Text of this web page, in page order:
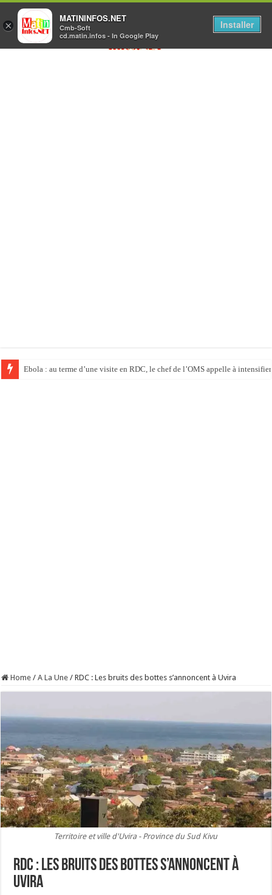
Ebola : au terme d’une visite en RDC, le chef de l’OMS appelle à
Home / A La Une / RDC : Les bruits des bottes s’annoncent à Uvira
Territoire et ville d'Uvira - Province du Sud Kivu
RDC : Les bruits des bottes s’annoncent à
Uvira
×
MATININFOS.NET
Cmb-Soft
cd.matin.infos - In Google Play
Installer